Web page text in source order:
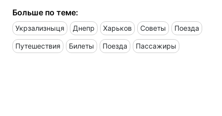
Больше по теме:
Укрзализныця Днепр Харьков Советы Поезда
Путешествия Билеты Поезда Пассажиры